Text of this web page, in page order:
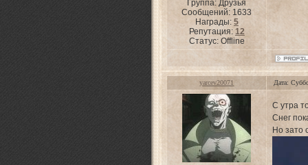
Группа: Друзья
Сообщений: 1633
Награды: 5
Репутация: 12
Статус: Offline
yarcev20071 Дата:
С утра
Снег
Но зато